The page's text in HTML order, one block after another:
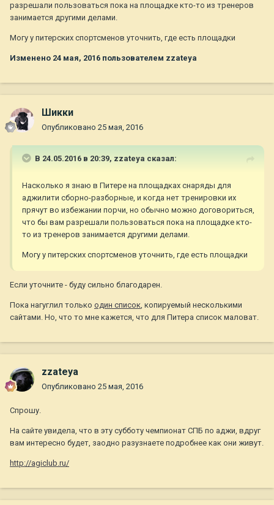
разрешали пользоваться пока на площадке кто-то из тренеров
занимается другими делами.
Могу у питерских спортсменов уточнить, где есть площадки
Изменено 24 мая, 2016 пользователем zzateya
Шикки
Опубликовано 25 мая, 2016
В 24.05.2016 в 20:39, zzateya сказал:
Насколько я знаю в Питере на площадках снаряды для
аджилити сборно-разборные, и когда нет тренировки их
прячут во избежании порчи, но обычно можно договориться,
что бы вам разрешали пользоваться пока на площадке кто-
то из тренеров занимается другими делами.
Могу у питерских спортсменов уточнить, где есть площадки
Если уточните - буду сильно благодарен.
Пока нагуглил только один список, копируемый несколькими
сайтами. Но, что то мне кажется, что для Питера список маловат.
zzateya
Опубликовано 25 мая, 2016
Спрошу.
На сайте увидела, что в эту субботу чемпионат СПБ по аджи, вдруг
вам интересно будет, заодно разузнаете подробнее как они живут.
http://agiclub.ru/